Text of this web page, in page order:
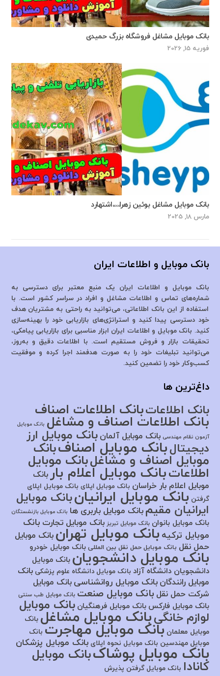
بانک موبایل مشاغل فروشگاه بزرگ حميدی
فوریه 15, 2026
بانک موبایل مشاغل بوئین زهرا،،،،اشتهارد
مارس 18, 2025
بانک موبایل و اطلاعات ایران
بانک موبایل و اطلاعات ایران یک منبع معتبر برای دسترسی به
شماره‌های تماس و اطلاعات مشاغل و افراد در سراسر کشور است. با
استفاده از این بانک اطلاعاتی، می‌توانید به راحتی به مشتریان هدف
خود دسترسی پیدا کنید و استراتژی‌های بازاریابی خود را بهینه‌سازی
کنید. بانک موبایل و اطلاعات ایران ابزار مناسبی برای بازاریابی پیامکی،
تحقیقات بازار و فروش مستقیم است. با اطلاعات دقیق و به‌روز،
می‌توانید تبلیغات خود را به صورت هدفمند اجرا کرده و موفقیت
کسب‌وکار خود را تضمین کنید.
داغ‌ترین ها
بانک اطلاعاتبانک اطلاعات اصناف
بانک اطلاعات اصناف و مشاغل بانک موبایل
آزمون نظام مهندسی بانک موبایل آلمان بانک موبایل ارز
دیجیتالبانک موبایل اصنافبانک
موبایل اصناف و مشاغلبانک موبایل
اطلاعاتبانک موبایل اعلام بار بانک
موبایل اعلام بار خراسان بانک موبایل اپلای بانک موبایل اپلای
گرفتن بانک موبایل ایرانیانبانک موبایل
ایرانیان مقیم بانک موبایل باربری ها بانک موبایل بازنشستگان
بانک موبایل بانوان بانک موبایل تبریز بانک موبایل تجارت بانک
موبایل ترکیه بانک موبایل تهران بانک موبایل
حمل نقل بانک موبایل حمل نقل بین المللی بانک موبایل خودرو
بانک موبایل دانشجویان بانک موبایل
دانشجویان دانشگاه آزاد بانک موبایل دانشگاه علوم پزشکی بانک
موبایل رانندگان بانک موبایل روانشناسی بانک موبایل
شرکت حمل نقل بانک موبایل صنعت بانک موبایل طب سنتی
بانک موبایل فارکس بانک موبایل فرهنگیان بانک موبایل
لوازم خانگیبانک موبایل مشاغلبانک
موبایل معلمان بانک موبایل مهاجرت بانک
موبایل مهندسین بانک موبایل نحوه اپلای بانک موبایل پزشکان
بانک موبایل پوشاکبانک موبایل
کانادا بانک موبایل گرفتن پذیرش